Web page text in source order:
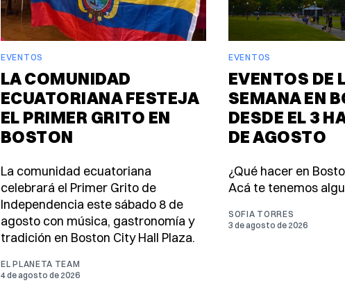
EVENTOS
LA COMUNIDAD
ECUATORIANA FESTEJA
EL PRIMER GRITO EN
BOSTON
La comunidad ecuatoriana
celebrará el Primer Grito de
Independencia este sábado 8 de
agosto con música, gastronomía y
tradición en Boston City Hall Plaza.
EL PLANETA TEAM
4 de agosto de 2026
EVENTOS
EVENTOS DE
SEMANA EN
DESDE EL 3
DE AGOSTO
¿Qué hacer en
Acá te tenemos
SOFIA TORRES
3 de agosto de 2026